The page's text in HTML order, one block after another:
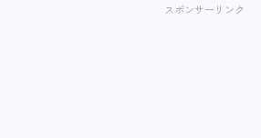
スポンサーリンク